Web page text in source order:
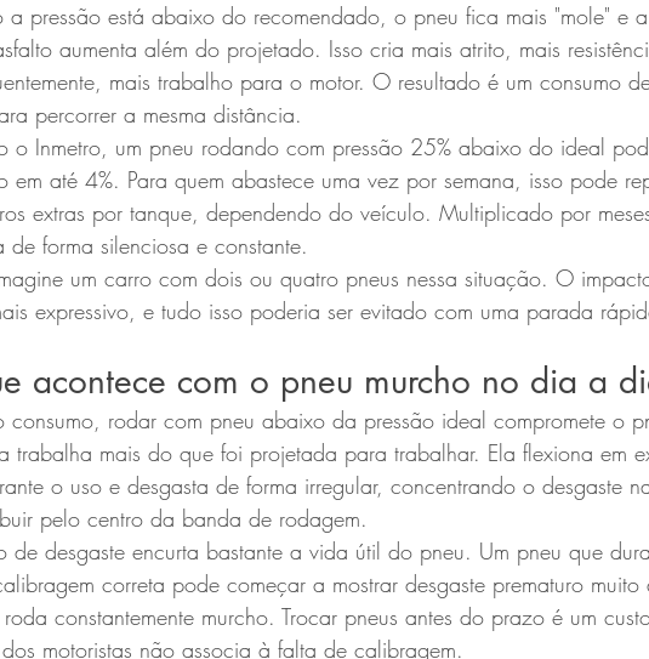
a pressão está abaixo do recomendado, o pneu fica mais "mole" e
aumenta além do projetado. Isso cria mais atrito, mais
mais trabalho para o motor. O resultado é um consumo
percorrer a mesma distância.
o Inmetro, um pneu rodando com pressão 25% abaixo do ideal
em até 4%. Para quem abastece uma vez por semana, isso pode
extras por tanque, dependendo do veículo. Multiplicado por
de forma silenciosa e constante.
um carro com dois ou quatro pneus nessa situação. O
expressivo, e tudo isso poderia ser evitado com uma parada
acontece com o pneu murcho no dia a
consumo, rodar com pneu abaixo da pressão ideal compromete o
trabalha mais do que foi projetada para trabalhar. Ela flexiona em
o uso e desgasta de forma irregular, concentrando o desgaste
pelo centro da banda de rodagem.
de desgaste encurta bastante a vida útil do pneu. Um pneu que
correta pode começar a mostrar desgaste prematuro muito
constantemente murcho. Trocar pneus antes do prazo é um
motoristas não associa à falta de calibragem.